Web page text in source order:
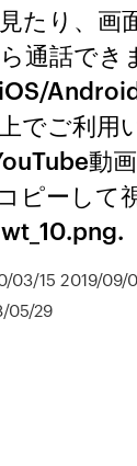
たり、画
通話でき
でご利用
動
ピーして
03/15 2019/09/
05/29